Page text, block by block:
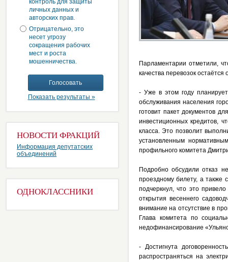
контроль для защиты
личных данных и
авторских прав.
Отрицательно, это
несет угрозу
сокращения рабочих
мест и роста
мошенничества.
Показать результаты »
НОВОСТИ ФРАКЦИЙ
Информация депутатских
объединений
ОДНОКЛАССНИКИ
Парламентарии отметили,
качества перевозок
- Уже в этом году
обслуживания населения
готовит пакет документов
инвестиционных кредитов,
класса. Это позволит
установленным
профильного комитета
Подробно обсудили отказ
проездному билету, а также
подчеркнул, что это
открытия весеннего
внимание на отсутствие в
Глава комитета по
недофинансирование
- Достигнута
распространяться на